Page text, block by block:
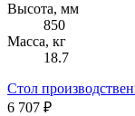
Высота, мм
850
Масса, кг
18.7
Стол
6 707 ₽